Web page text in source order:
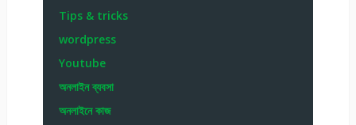
Tips & tricks
wordpress
Youtube
অনলাইন ব্যবসা
অনলাইনে কাজ